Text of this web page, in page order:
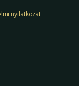
nyilatkozat